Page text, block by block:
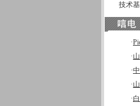
技术
·
·
·
·
·